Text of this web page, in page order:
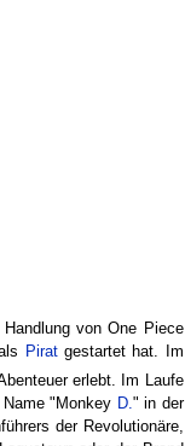
von One Piece
Piratgestartet hat. Im
erlebt. Im Laufe
"Monkey D." in der
der Revolutionäre,